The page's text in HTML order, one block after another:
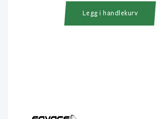
2pk
Legg i handlekurv